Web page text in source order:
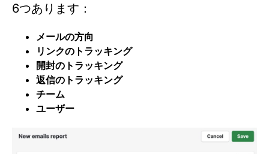
6つあります：
メールの方向
リンクのトラッキング
開封のトラッキング
返信のトラッキング
チーム
ユーザー